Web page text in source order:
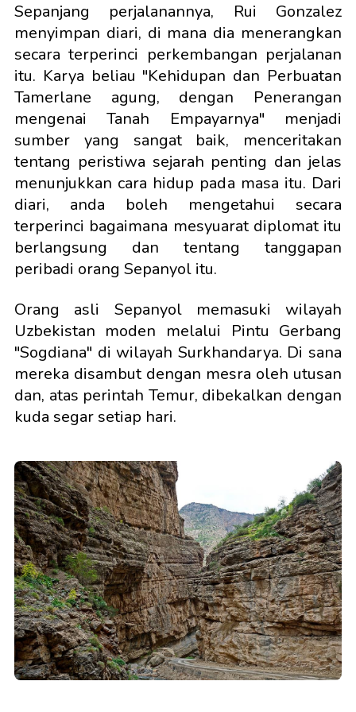
Sepanjang perjalanannya, Rui Gonzalez
menyimpan diari, di mana dia menerangkan
secara terperinci perkembangan perjalanan
itu. Karya beliau "Kehidupan dan Perbuatan
Tamerlane agung, dengan Penerangan
mengenai Tanah Empayarnya" menjadi
sumber yang sangat baik, menceritakan
tentang peristiwa sejarah penting dan jelas
menunjukkan cara hidup pada masa itu. Dari
diari, anda boleh mengetahui secara
terperinci bagaimana mesyuarat diplomat itu
berlangsung dan tentang tanggapan
peribadi orang Sepanyol itu.
Orang asli Sepanyol memasuki wilayah
Uzbekistan moden melalui Pintu Gerbang
"Sogdiana" di wilayah Surkhandarya. Di sana
mereka disambut dengan mesra oleh utusan
dan, atas perintah Temur, dibekalkan dengan
kuda segar setiap hari.